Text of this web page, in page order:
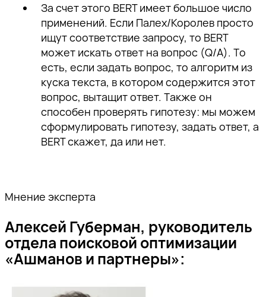
За счет этого BERT имеет большое число
применений. Если Палех/Королев просто
ищут соответствие запросу, то BERT
может искать ответ на вопрос (Q/A). То
есть, если задать вопрос, то алгоритм из
куска текста, в котором содержится этот
вопрос, вытащит ответ. Также он
способен проверять гипотезу: мы можем
сформулировать гипотезу, задать ответ, а
BERT скажет, да или нет.
Мнение эксперта
Алексей Губерман, руководитель
отдела поисковой оптимизации
«Ашманов и партнеры»: